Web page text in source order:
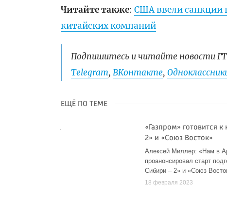
Читайте также:США ввели санкции
китайских компаний
Подпишитесь и читайте новости
Telegram,ВКонтакте,
ЕЩЁ ПО ТЕМЕ
«Газпром» готовится
2» и «Союз Восток»
Алексей Миллер: «Нам в
проанонсировал старт
Сибири – 2» и «Союз
18 февраля 2023